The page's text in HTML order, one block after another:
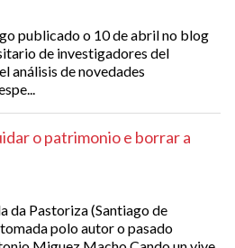
publicado o 10 de abril no blog
de investigadores del
análisis de novedades
o patrimonio e borrar a
da Pastoriza (Santiago de
polo autor o pasado